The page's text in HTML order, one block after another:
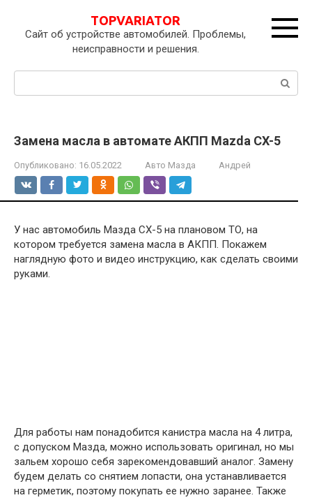
контенту
TOPVARIATOR
Сайт об устройстве автомобилей. Проблемы,
неисправности и решения.
Поиск:
Замена масла в автомате АКПП Mazda CX-5
Опубликовано: 16.05.2022 Авто Мазда Андрей
У нас автомобиль Мазда СХ-5 на плановом ТО, на
котором требуется замена масла в АКПП. Покажем
наглядную фото и видео инструкцию, как сделать своими
руками.
Для работы нам понадобится канистра масла на 4 литра,
с допуском Мазда, можно использовать оригинал, но мы
зальем хорошо себя зарекомендовавший аналог. Замену
будем делать со снятием лопасти, она устанавливается
на герметик, поэтому покупать ее нужно заранее. Также